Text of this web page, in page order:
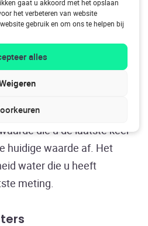
gaat u akkoord met het opslaan
het verbeteren van website
gebruik en om ons te helpen bij
alles
achtergrond geven het
water aan. Eén kubieke
als er in het zwarte
een verbruik van 100.000
met de rode achtergrond
noteert u de cijfers van
die u de laatste keer
huidige waarde af. Het
water die u heeft
meting.